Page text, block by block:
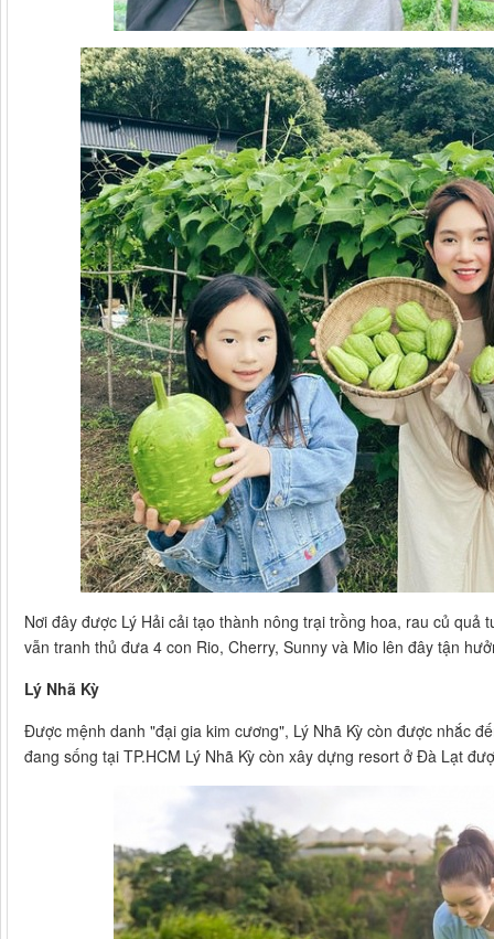
Nơi đây được Lý Hải cải tạo thành nông trại trồng hoa, rau củ
vẫn tranh thủ đưa 4 con Rio, Cherry, Sunny và Mio lên đây tận
Lý Nhã Kỳ
Được mệnh danh "đại gia kim cương", Lý Nhã Kỳ còn được nhắc
đang sống tại TP.HCM Lý Nhã Kỳ còn xây dựng resort ở Đà Lạt